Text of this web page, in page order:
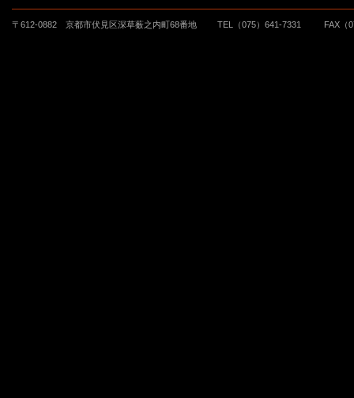
〒612-0882 京都市伏見区深草薮之内町68番地 TEL（075）641-7331 FAX（